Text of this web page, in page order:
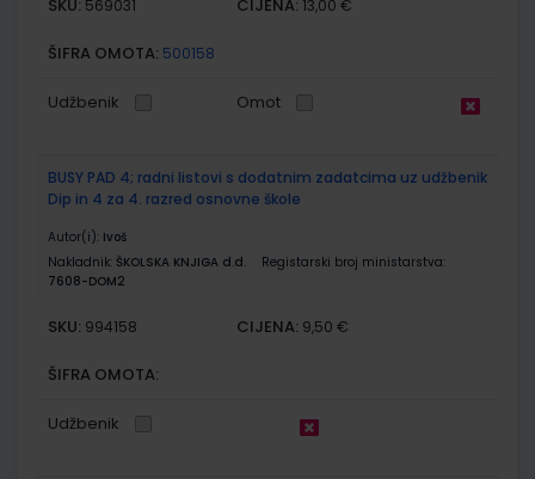
SKU: 569031 CIJENA: 13,00 €
ŠIFRA OMOTA: 500158
Udžbenik Omot
BUSY PAD 4; radni listovi s dodatnim zadatcima uz udžbenik
Dip in 4 za 4. razred osnovne škole
Autor(i): Ivoš
Nakladnik: ŠKOLSKA KNJIGA d.d.
Registarski broj ministarstva:
7608-DOM2
SKU: 994158 CIJENA: 9,50 €
ŠIFRA OMOTA:
Udžbenik